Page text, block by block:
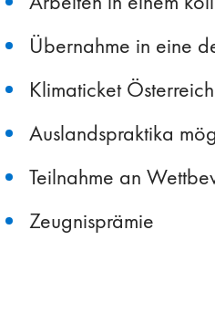
Übernahme in eine
Klimaticket
Auslandspraktika
Teilnahme an
Zeugnisprämie